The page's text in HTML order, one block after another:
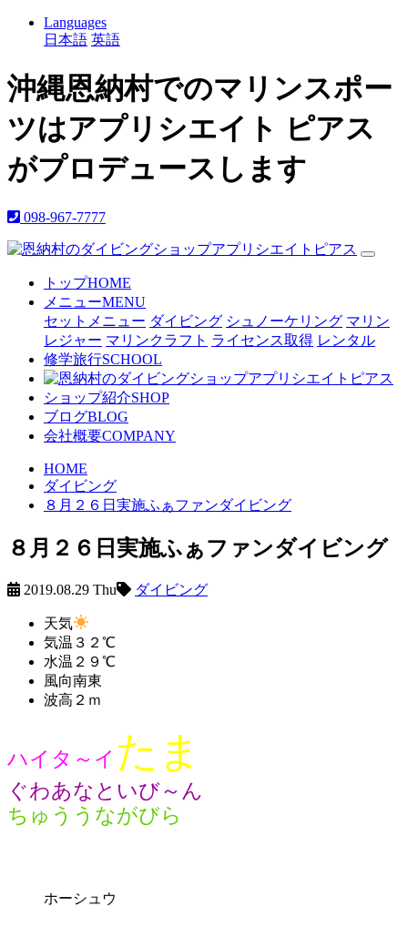
Languages
日本語 英語
沖縄恩納村でのマリンスポー
ツはアプリシエイト ピアス
がプロデュースします
098-967-7777
トップHOME
メニューMENU
セットメニュー ダイビング シュノーケリング マリン
レジャー マリンクラフト ライセンス取得 レンタル
修学旅行SCHOOL
ショップ紹介SHOP
ブログBLOG
会社概要COMPANY
HOME
ダイビング
８月２６日実施ふぁファンダイビング
８月２６日実施ふぁファンダイビング
2019.08.29 Thu ダイビング
天気
気温 ３２℃
水温 ２９℃
風向南東
波高 ２ｍ
ハイタ～イ たま
ぐわあなといび～ん
ちゅううながびら
ホーシュウ